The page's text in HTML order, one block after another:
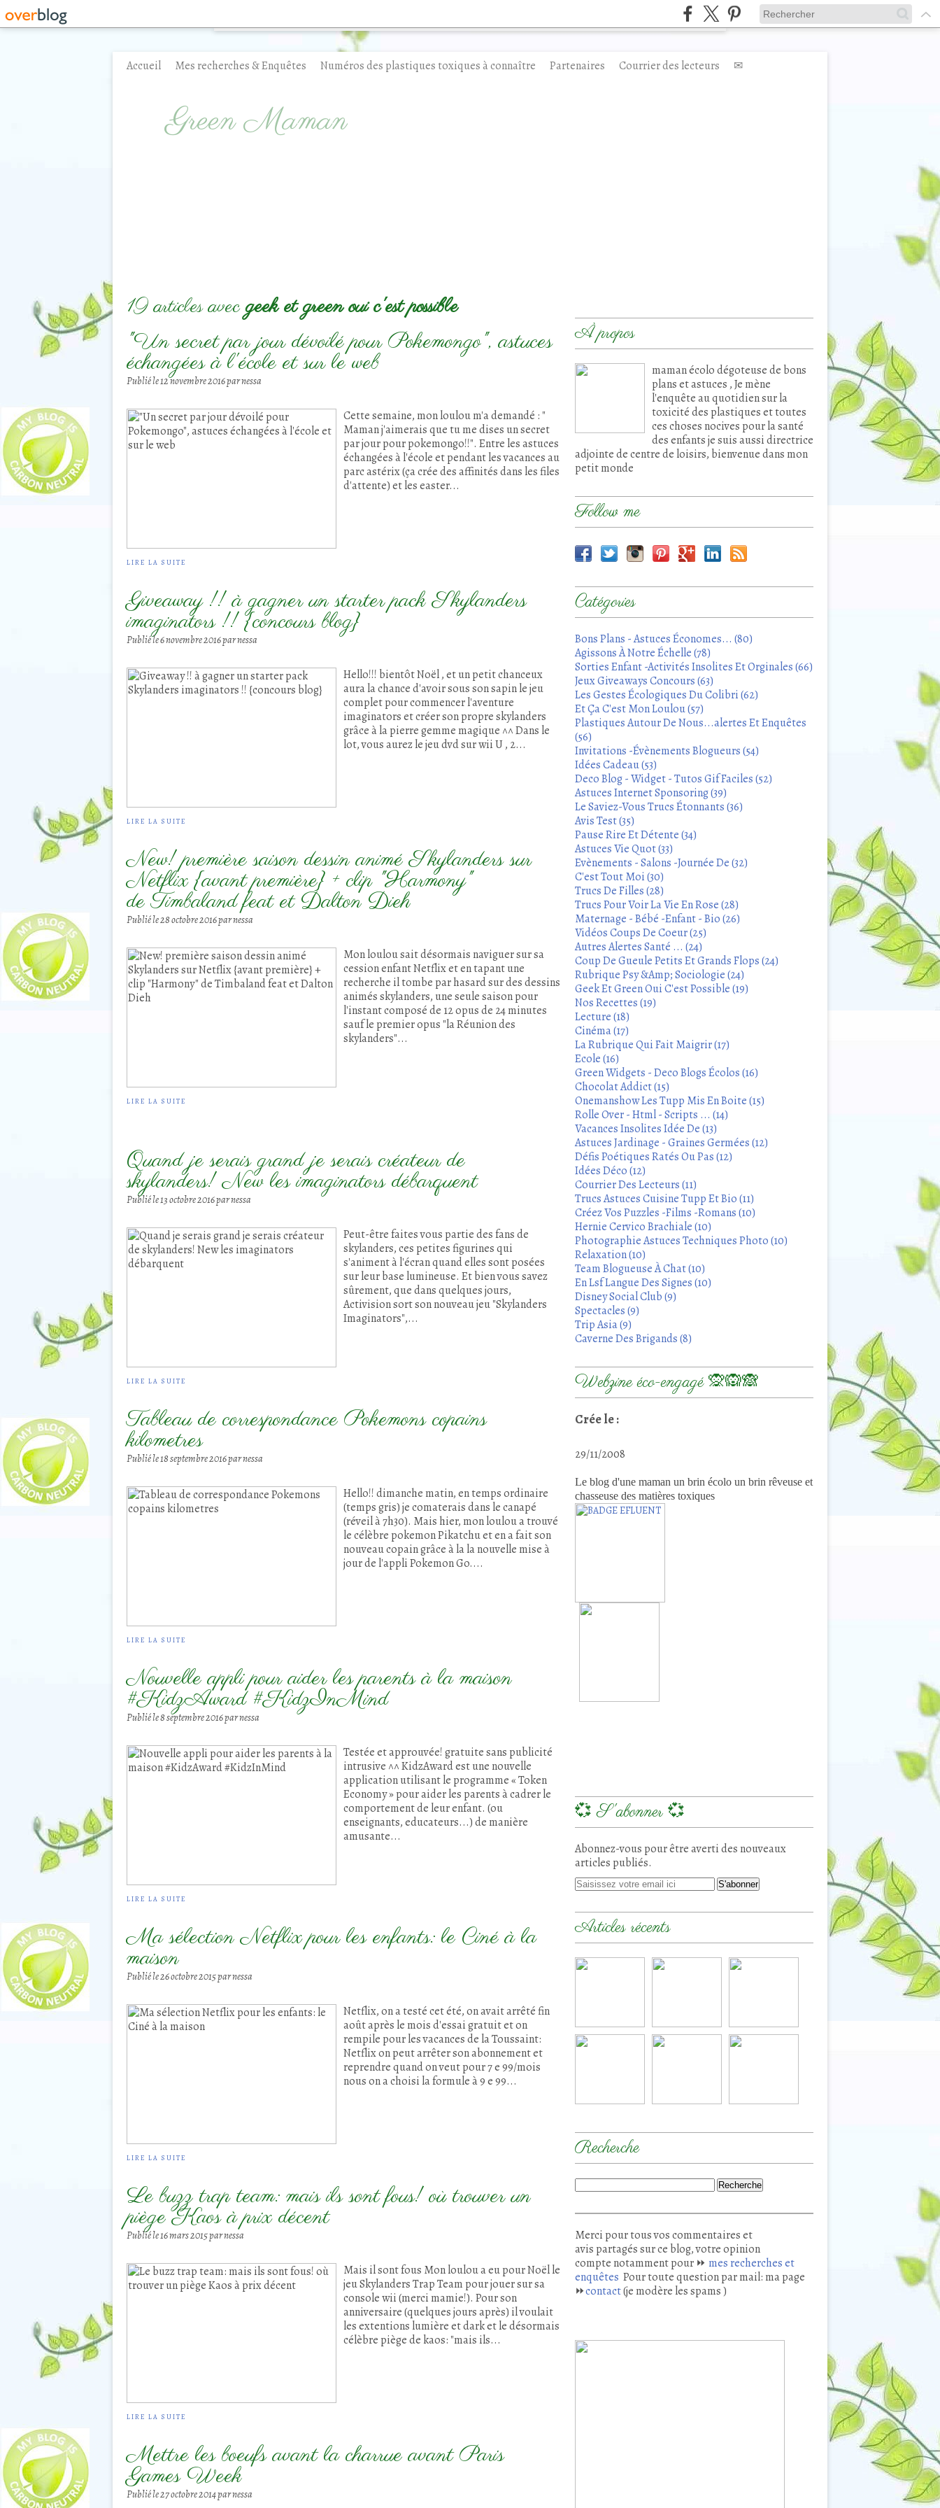
Green Maman
Accueil Mes recherches & Enquêtes Numéros des plastiques toxiques à connaître Partenaires Courrier des lecteurs
✉
19 articles avecgeek et green oui c'est possible
"Un secret par jour dévoilé pour Pokemongo", astuces
échangées à l'école et sur le web
Publié le12 novembre 2016par nessa
Cette semaine, mon loulou m'a demandé : "
Maman j'aimerais que tu me dises un secret
par jour pour pokemongo!!". Entre les astuces
échangées à l'école et pendant les vacances au
parc astérix (ça crée des affinités dans les files
d'attente) et les easter...
LIRE LA SUITE
Giveaway !! à gagner un starter pack Skylanders
imaginators !! {concours blog}
Publié le6 novembre 2016par nessa
Hello!!! bientôt Noël , et un petit chanceux
aura la chance d'avoir sous son sapin le jeu
complet pour commencer l'aventure
imaginators et créer son propre skylanders
grâce à la pierre gemme magique ^^ Dans le
lot, vous aurez le jeu dvd sur wii U , 2...
LIRE LA SUITE
New! première saison dessin animé Skylanders sur
Netflix {avant première} + clip "Harmony"
de Timbaland feat et Dalton Dieh
Publié le28 octobre 2016par nessa
Mon loulou sait désormais naviguer sur sa
cession enfant Netflix et en tapant une
recherche il tombe par hasard sur des dessins
animés skylanders, une seule saison pour
l'instant composé de 12 opus de 24 minutes
sauf le premier opus "la Réunion des
skylanders"...
LIRE LA SUITE
Quand je serais grand je serais créateur de
skylanders! New les imaginators débarquent
Publié le13 octobre 2016par nessa
Peut-être faites vous partie des fans de
skylanders, ces petites figurines qui
s'animent à l'écran quand elles sont posées
sur leur base lumineuse. Et bien vous savez
sûrement, que dans quelques jours,
Activision sort son nouveau jeu "Skylanders
Imaginators",...
LIRE LA SUITE
Tableau de correspondance Pokemons copains
kilometres
Publié le18 septembre 2016par nessa
Hello!! dimanche matin, en temps ordinaire
(temps gris) je comaterais dans le canapé
(réveil à 7h30). Mais hier, mon loulou a trouvé
le célèbre pokemon Pikatchu et en a fait son
nouveau copain grâce à la la nouvelle mise à
jour de l'appli Pokemon Go....
LIRE LA SUITE
Nouvelle appli pour aider les parents à la maison
#KidzAward #KidzInMind
Publié le8 septembre 2016par nessa
Testée et approuvée! gratuite sans publicité
intrusive ^^ KidzAward est une nouvelle
application utilisant le programme « Token
Economy » pour aider les parents à cadrer le
comportement de leur enfant. (ou
enseignants, educateurs...) de manière
amusante...
LIRE LA SUITE
Ma sélection Netflix pour les enfants: le Ciné à la
maison
Publié le26 octobre 2015par nessa
Netflix, on a testé cet été, on avait arrêté fin
août après le mois d'essai gratuit et on
rempile pour les vacances de la Toussaint:
Netflix on peut arrêter son abonnement et
reprendre quand on veut pour 7 e 99/mois
nous on a choisi la formule à 9 e 99...
LIRE LA SUITE
Le buzz trap team: mais ils sont fous! où trouver un
piège Kaos à prix décent
Publié le16 mars 2015par nessa
Mais il sont fous Mon loulou a eu pour Noël le
jeu Skylanders Trap Team pour jouer sur sa
console wii (merci mamie!). Pour son
anniversaire (quelques jours après) il voulait
les extentions lumière et dark et le désormais
célèbre piège de kaos: "mais ils...
LIRE LA SUITE
Mettre les boeufs avant la charrue avant Paris
Games Week
Publié le27 octobre 2014par nessa
À propos
maman écolo dégoteuse de bons
plans et astuces , Je mène
l'enquête au quotidien sur la
toxicité des plastiques et toutes
ces choses nocives pour la santé
des enfants je suis aussi directrice
adjointe de centre de loisirs, bienvenue dans mon
petit monde
Follow me
Catégories
Bons Plans - Astuces Économes... (80)
Agissons À Notre Échelle (78)
Sorties Enfant -Activités Insolites Et Orginales (66)
Jeux Giveaways Concours (63)
Les Gestes Écologiques Du Colibri (62)
Et Ça C'est Mon Loulou (57)
Plastiques Autour De Nous...alertes Et Enquêtes
(56)
Invitations -Évènements Blogueurs (54)
Idées Cadeau (53)
Deco Blog - Widget - Tutos Gif Faciles (52)
Astuces Internet Sponsoring (39)
Le Saviez-Vous Trucs Étonnants (36)
Avis Test (35)
Pause Rire Et Détente (34)
Astuces Vie Quot (33)
Evènements - Salons -Journée De (32)
C'est Tout Moi (30)
Trucs De Filles (28)
Trucs Pour Voir La Vie En Rose (28)
Maternage - Bébé -Enfant - Bio (26)
Vidéos Coups De Coeur (25)
Autres Alertes Santé ... (24)
Coup De Gueule Petits Et Grands Flops (24)
Rubrique Psy &Amp; Sociologie (24)
Geek Et Green Oui C'est Possible (19)
Nos Recettes (19)
Lecture (18)
Cinéma (17)
La Rubrique Qui Fait Maigrir (17)
Ecole (16)
Green Widgets - Deco Blogs Écolos (16)
Chocolat Addict (15)
Onemanshow Les Tupp Mis En Boite (15)
Rolle Over - Html - Scripts ... (14)
Vacances Insolites Idée De (13)
Astuces Jardinage - Graines Germées (12)
Défis Poétiques Ratés Ou Pas (12)
Idées Déco (12)
Courrier Des Lecteurs (11)
Trucs Astuces Cuisine Tupp Et Bio (11)
Créez Vos Puzzles -Films -Romans (10)
Hernie Cervico Brachiale (10)
Photographie Astuces Techniques Photo (10)
Relaxation (10)
Team Blogueuse À Chat (10)
En Lsf Langue Des Signes (10)
Disney Social Club (9)
Spectacles (9)
Trip Asia (9)
Caverne Des Brigands (8)
Webzine éco-engagé 🙊🙉🙈
Crée le :
29/11/2008
Le blog d'une maman un brin écolo un brin rêveuse et
chasseuse des matières toxiques
💞 S'abonner 💞
Abonnez-vous pour être averti des nouveaux
articles publiés.
Articles récents
Recherche
Merci pour tous vos commentaires et
avis partagés sur ce blog, votre opinion
compte notamment pour ⏩ mes recherches et
enquêtes Pour toute question par mail: ma page
⏩contact(je modère les spams )